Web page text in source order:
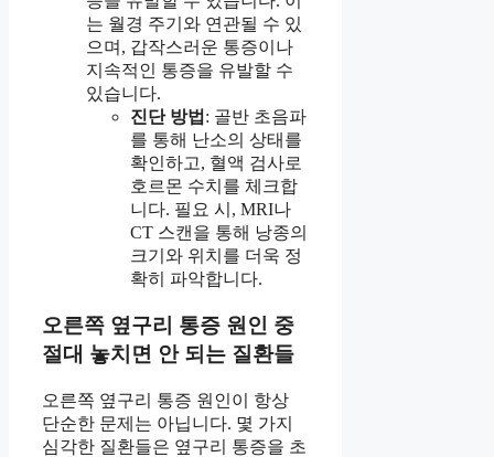
는 월경 주기와 연관될 수 있
으며, 갑작스러운 통증이나
지속적인 통증을 유발할 수
있습니다.
진단 방법 : 골반 초음파
를 통해 난소의 상태를
확인하고, 혈액 검사로
호르몬 수치를 체크합
니다. 필요 시, MRI나
CT 스캔을 통해 낭종의
크기와 위치를 더욱 정
확히 파악합니다.
오른쪽 옆구리 통증 원인 중
절대 놓치면 안 되는 질환들
오른쪽 옆구리 통증 원인이 항상
단순한 문제는 아닙니다. 몇 가지
심각한 질환들은 옆구리 통증을 초